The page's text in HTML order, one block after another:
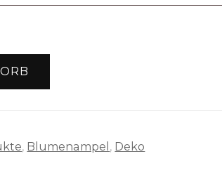
, Blumenampel , Deko